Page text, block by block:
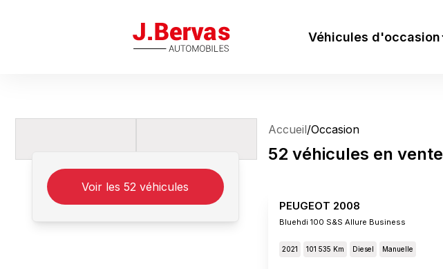
J.Bervas Véhicules d'occasion
Voir les 52 véhicules
Accueil/Occasion
52 véhicules en vente
PEUGEOT 2008
Bluehdi 100 S&s Allure Business
2021 101 535 Km Diesel Manuelle